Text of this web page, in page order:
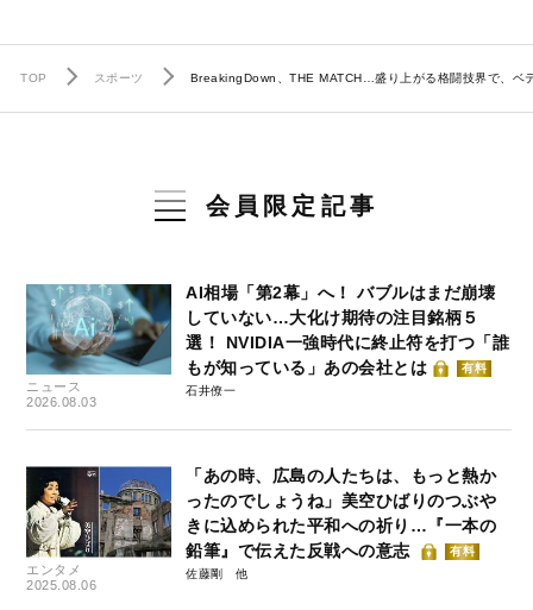
TOP スポーツ BreakingDown、THE MATCH…盛り上がる格闘技界で、ベ
会員限定記事
ニュース
2026.08.03
AI相場「第2幕」へ！ バブルはまだ崩壊
していない…大化け期待の注目銘柄５
選！ NVIDIA一強時代に終止符を打つ「誰
もが知っている」あの会社とは
有料
石井僚一
エンタメ
2025.08.06
「あの時、広島の人たちは、もっと熱か
ったのでしょうね」美空ひばりのつぶや
きに込められた平和への祈り…『一本の
鉛筆』で伝えた反戦への意志
有料
佐藤剛